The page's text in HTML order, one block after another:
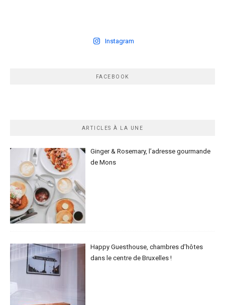
Instagram
FACEBOOK
ARTICLES À LA UNE
Ginger & Rosemary, l’adresse gourmande
de Mons
Happy Guesthouse, chambres d’hôtes
dans le centre de Bruxelles !